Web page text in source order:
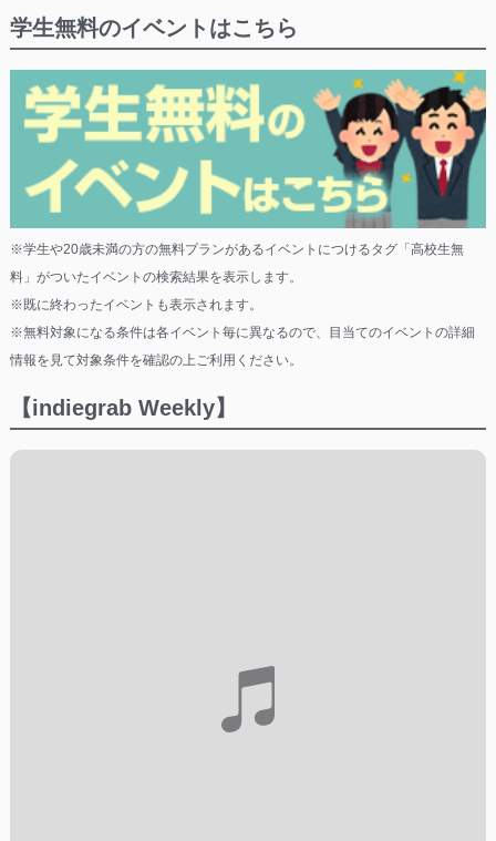
学生無料のイベントはこちら
※学生や20歳未満の方の無料プランがあるイベントにつけるタグ「高校生無
料」がついたイベントの検索結果を表示します。
※既に終わったイベントも表示されます。
※無料対象になる条件は各イベント毎に異なるので、目当てのイベントの詳細
情報を見て対象条件を確認の上ご利用ください。
【indiegrab Weekly】